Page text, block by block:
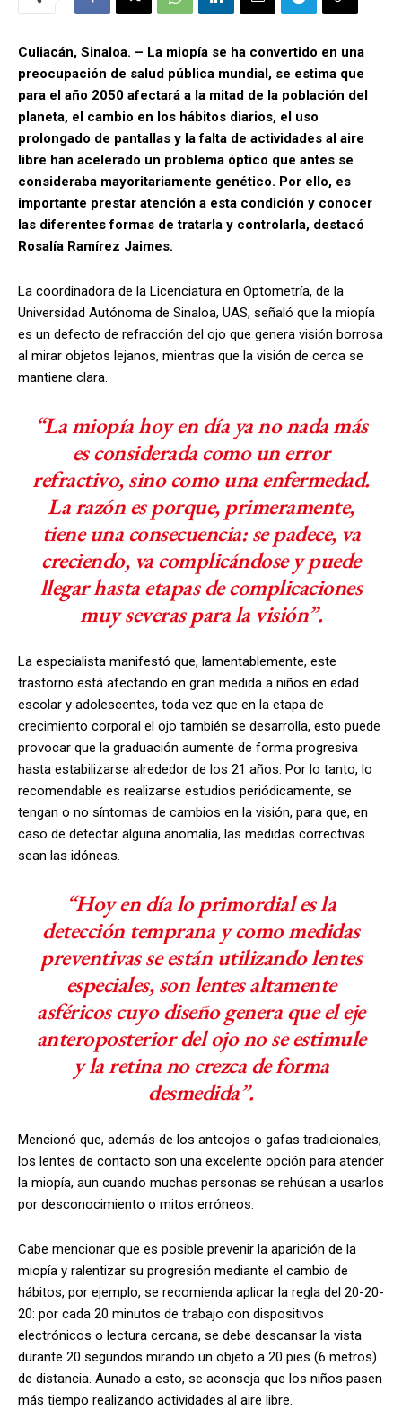
Culiacán, Sinaloa. – La miopía se ha convertido en una
preocupación de salud pública mundial, se estima que
para el año 2050 afectará a la mitad de la población del
planeta, el cambio en los hábitos diarios, el uso
prolongado de pantallas y la falta de actividades al aire
libre han acelerado un problema óptico que antes se
consideraba mayoritariamente genético. Por ello, es
importante prestar atención a esta condición y conocer
las diferentes formas de tratarla y controlarla, destacó
Rosalía Ramírez Jaimes.
La coordinadora de la Licenciatura en Optometría, de la
Universidad Autónoma de Sinaloa, UAS, señaló que la miopía
es un defecto de refracción del ojo que genera visión borrosa
al mirar objetos lejanos, mientras que la visión de cerca se
mantiene clara.
“La miopía hoy en día ya no nada más
es considerada como un error
refractivo, sino como una enfermedad.
La razón es porque, primeramente,
tiene una consecuencia: se padece, va
creciendo, va complicándose y puede
llegar hasta etapas de complicaciones
muy severas para la visión”.
La especialista manifestó que, lamentablemente, este
trastorno está afectando en gran medida a niños en edad
escolar y adolescentes, toda vez que en la etapa de
crecimiento corporal el ojo también se desarrolla, esto puede
provocar que la graduación aumente de forma progresiva
hasta estabilizarse alrededor de los 21 años. Por lo tanto, lo
recomendable es realizarse estudios periódicamente, se
tengan o no síntomas de cambios en la visión, para que, en
caso de detectar alguna anomalía, las medidas correctivas
sean las idóneas.
“Hoy en día lo primordial es la
detección temprana y como medidas
preventivas se están utilizando lentes
especiales, son lentes altamente
asféricos cuyo diseño genera que el eje
anteroposterior del ojo no se estimule
y la retina no crezca de forma
desmedida”.
Mencionó que, además de los anteojos o gafas tradicionales,
los lentes de contacto son una excelente opción para atender
la miopía, aun cuando muchas personas se rehúsan a usarlos
por desconocimiento o mitos erróneos.
Cabe mencionar que es posible prevenir la aparición de la
miopía y ralentizar su progresión mediante el cambio de
hábitos, por ejemplo, se recomienda aplicar la regla del 20-20-
20: por cada 20 minutos de trabajo con dispositivos
electrónicos o lectura cercana, se debe descansar la vista
durante 20 segundos mirando un objeto a 20 pies (6 metros)
de distancia. Aunado a esto, se aconseja que los niños pasen
más tiempo realizando actividades al aire libre.